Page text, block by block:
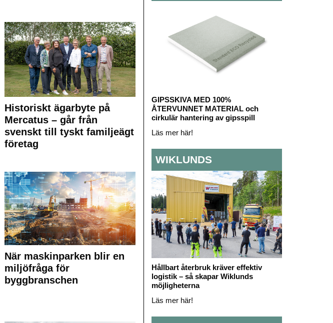
Historiskt ägarbyte på
Mercatus – går från
svenskt till tyskt familjeägt
företag
När maskinparken blir en
miljöfråga för
byggbranschen
GIPSSKIVA MED 100%
ÅTERVUNNET MATERIAL och
cirkulär hantering av gipsspill
Läs mer här!
WIKLUNDS
Hållbart återbruk kräver effektiv
logistik – så skapar Wiklunds
möjligheterna
Läs mer här!